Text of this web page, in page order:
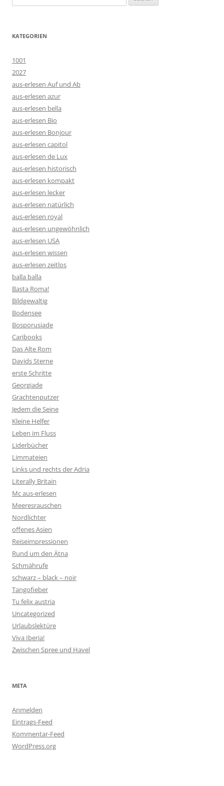
nach:
KATEGORIEN
1001
2027
aus-erlesen Auf und Ab
aus-erlesen azur
aus-erlesen bella
aus-erlesen Bio
aus-erlesen Bonjour
aus-erlesen capitol
aus-erlesen de Lux
aus-erlesen historisch
aus-erlesen kompakt
aus-erlesen lecker
aus-erlesen natürlich
aus-erlesen royal
aus-erlesen ungewöhnlich
aus-erlesen USA
aus-erlesen wissen
aus-erlesen zeitlos
balla balla
Basta Roma!
Bildgewaltig
Bodensee
Bosporusiade
Caribooks
Das Alte Rom
Davids Sterne
erste Schritte
Georgiade
Grachtenputzer
Jedem die Seine
Kleine Helfer
Leben im Fluss
Liderbücher
Limmateien
Links und rechts der Adria
Literally Britain
Mc aus-erlesen
Meeresrauschen
Nordlichter
offenes Asien
Reiseimpressionen
Rund um den Ätna
Schmährufe
schwarz – black – noir
Tangofieber
Tu felix austria
Uncategorized
Urlaubslektüre
Viva Iberia!
Zwischen Spree und Havel
META
Anmelden
Eintrags-Feed
Kommentar-Feed
WordPress.org